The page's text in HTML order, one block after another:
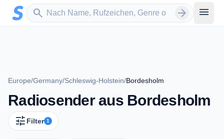
Zum Hauptinhalt springen
search
Sender suchen arrow_forward menu
Europe/Germany/Schleswig-Holstein/Bordesholm
Radiosender aus Bordesholm
tune Filter 1